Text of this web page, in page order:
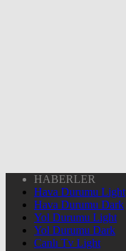
HABERLER
Hava Durumu Light
Hava Durumu Dark
Yol Durumu Light
Yol Durumu Dark
Canlı Tv Light